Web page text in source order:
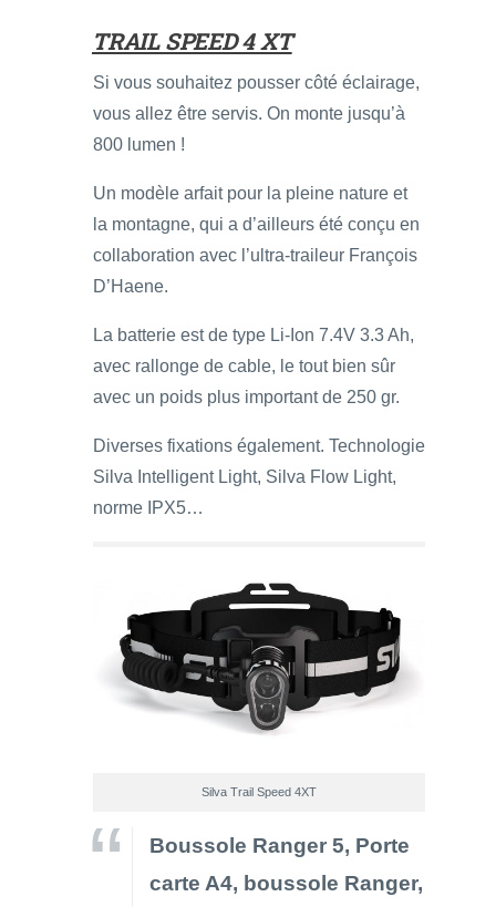
TRAIL SPEED 4 XT
Si vous souhaitez pousser côté éclairage,
vous allez être servis. On monte jusqu’à
800 lumen !
Un modèle arfait pour la pleine nature et
la montagne, qui a d’ailleurs été conçu en
collaboration avec l’ultra-traileur François
D’Haene.
La batterie est de type Li-Ion 7.4V 3.3 Ah,
avec rallonge de cable, le tout bien sûr
avec un poids plus important de 250 gr.
Diverses fixations également. Technologie
Silva Intelligent Light, Silva Flow Light,
norme IPX5…
Silva Trail Speed 4XT
Boussole Ranger 5, Porte
carte A4, boussole Ranger,